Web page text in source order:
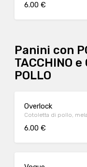
6.00 €
Panini con
TACCHINO e
POLLO
Overlock
Cotoletta di pollo,
6.00 €